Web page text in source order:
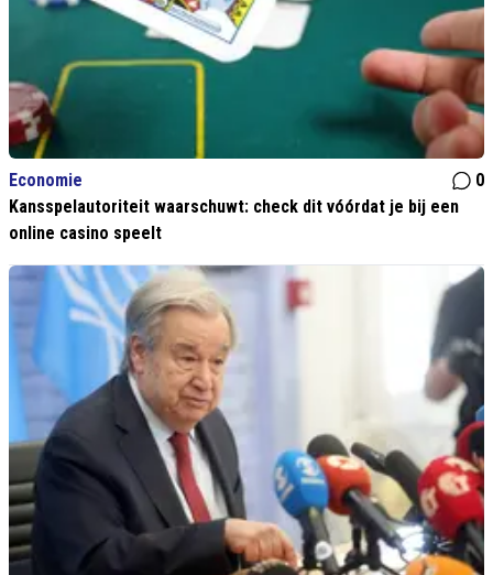
Economie
0
Kansspelautoriteit waarschuwt: check dit vóórdat je bij een
online casino speelt